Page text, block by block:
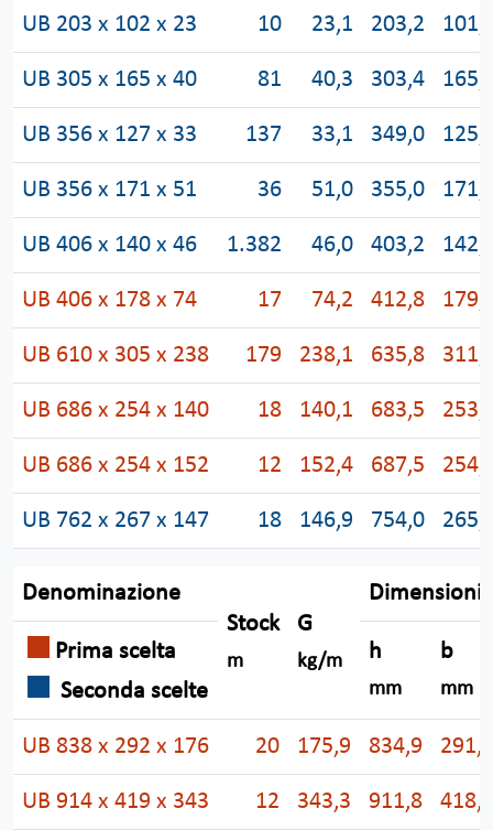
UB 203 x 102 x 23 10 23,1 203,2
UB 305 x 165 x 40 81 40,3 303,4
UB 356 x 127 x 33 137 33,1 349,0
UB 356 x 171 x 51 36 51,0 355,0
UB 406 x 140 x 46 1.382 46,0 403,2
UB 406 x 178 x 74 17 74,2 412,8
UB 610 x 305 x 238 179 238,1 635,8
UB 686 x 254 x 140 18 140,1 683,5
UB 686 x 254 x 152 12 152,4 687,5
UB 762 x 267 x 147 18 146,9 754,0
Denominazione
Stock
m
G
kg/m
Dimensioni
Prima scelta
Seconda scelte
h
mm
b
mm
UB 838 x 292 x 176 20 175,9 834,9 291,7
UB 914 x 419 x 343 12 343,3 911,8 418,5